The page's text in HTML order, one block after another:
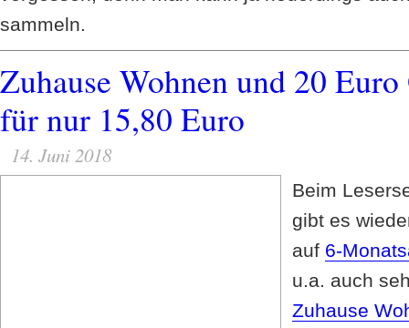
sammeln.
Zuhause Wohnen und 20
für nur 15,80 Euro
14. Juni 2018
Beim
gibt es
auf 6-
u.a. auch
Zuhause